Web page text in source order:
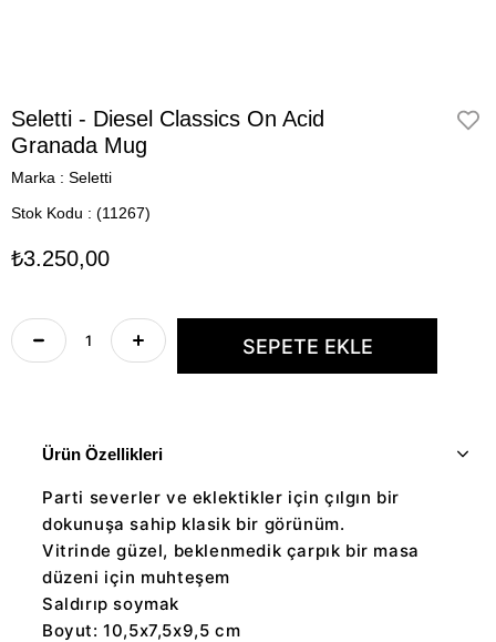
Seletti - Diesel Classics On Acid
Granada Mug
Marka : Seletti
Stok Kodu
(11267)
₺3.250,00
Ürün Özellikleri
Parti severler ve eklektikler için çılgın bir
dokunuşa sahip klasik bir görünüm.
Vitrinde güzel, beklenmedik çarpık bir masa
düzeni için muhteşem
Saldırıp soymak
Boyut: 10,5x7,5x9,5 cm